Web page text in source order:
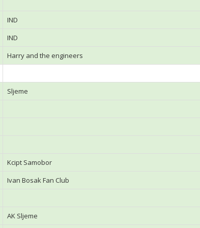
IND
IND
Harry and the engineers
Sljeme
Kcipt Samobor
Ivan Bosak Fan Club
AK Sljeme